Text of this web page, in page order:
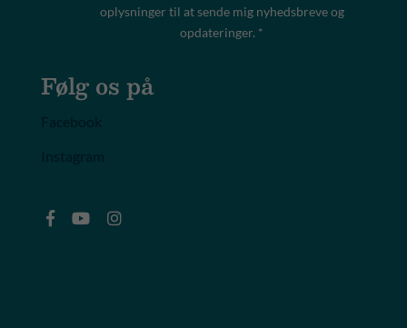
oplysninger til at sende mig nyhedsbreve og
opdateringer. *
Følg os på